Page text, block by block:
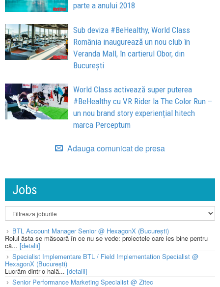
parte a anului 2018
Sub deviza #BeHealthy, World Class
România inaugurează un nou club în
Veranda Mall, în cartierul Obor, din
București
World Class activează super puterea
#BeHealthy cu VR Rider la The Color Run –
un nou brand story experiențial hitech
marca Perceptum
Adauga comunicat de presa
Jobs
BTL Account Manager Senior @ HexagonX (București)
Rolul ăsta se măsoară în ce nu se vede: proiectele care ies bine pentru
că... [detalii]
Specialist Implementare BTL / Field Implementation Specialist @
HexagonX (București)
Lucrăm dintr-o hală...[detalii]
Senior Performance Marketing Specialist @ Zitec